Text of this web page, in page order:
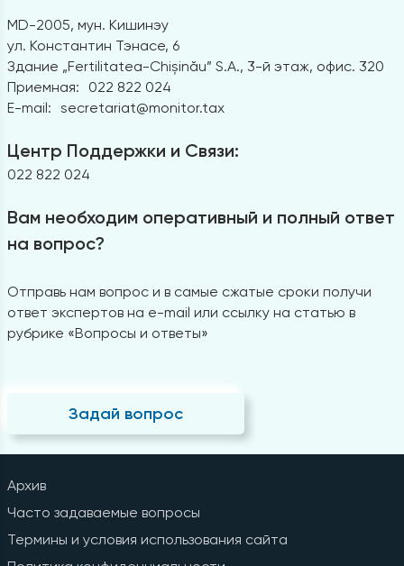
MD-2005, мун. Кишинэу
ул. Константин Тэнасе, 6
Здание „Fertilitatea-Chișinău” S.A., 3-й этаж, офис. 320
Приемная:
022 822 024
E-mail: secretariat@monitor.tax
Центр Поддержки и Связи:
022 822 024
Вам необходим оперативный и полный ответ
на вопрос?
Отправь нам вопрос и в самые сжатые сроки получи
ответ экспертов на e-mail или ссылку на статью в
рубрике «Вопросы и ответы»
Задай вопрос
Архив
Часто задаваемые вопросы
Термины и условия использования сайта